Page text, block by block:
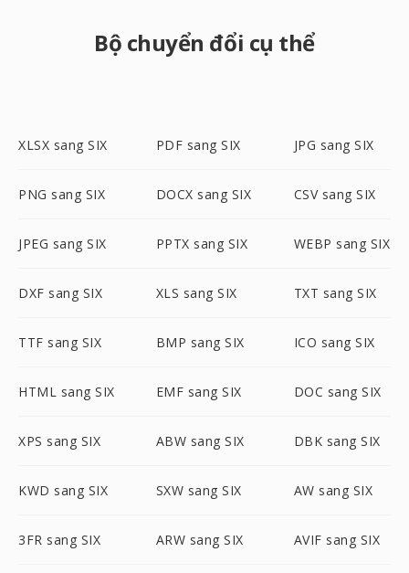
Bộ chuyển đổi cụ thể
XLSX sang SIX PDF sang SIX JPG sang SIX
PNG sang SIX DOCX sang SIX CSV sang SIX
JPEG sang SIX PPTX sang SIX WEBP sang SIX
DXF sang SIX XLS sang SIX TXT sang SIX
TTF sang SIX BMP sang SIX ICO sang SIX
HTML sang SIX EMF sang SIX DOC sang SIX
XPS sang SIX ABW sang SIX DBK sang SIX
KWD sang SIX SXW sang SIX AW sang SIX
3FR sang SIX ARW sang SIX AVIF sang SIX